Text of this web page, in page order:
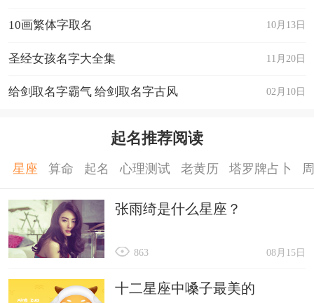
10月13日
10画繁体字取名
11月20日
圣经女孩名字大全集
02月10日
给剑取名字霸气 给剑取名字古风
起名推荐阅读
星座 算命 起名 心理测试 老黄历 塔罗牌占卜
张雨绮是什么星座？
08月15日
863
十二星座中嗓子最美的